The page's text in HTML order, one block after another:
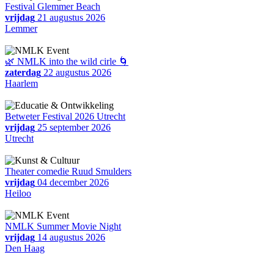
Festival Glemmer Beach
vrijdag 21 augustus 2026
Lemmer
🌿 NMLK into the wild cirle 🌀
zaterdag 22 augustus 2026
Haarlem
Betweter Festival 2026 Utrecht
vrijdag 25 september 2026
Utrecht
Theater comedie Ruud Smulders
vrijdag 04 december 2026
Heiloo
NMLK Summer Movie Night
vrijdag 14 augustus 2026
Den Haag